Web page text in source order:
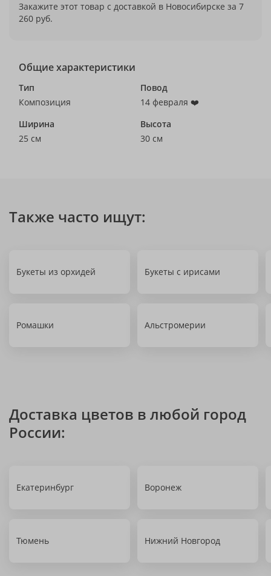
Закажите этот товар с доставкой в Новосибирске за 7
260 руб.
Общие характеристики
Тип
Композиция
Повод
14 февраля ❤️
Ширина
25 см
Высота
30 см
Также часто ищут:
Букеты из орхидей Букеты с ирисами
Ромашки Альстромерии
Доставка цветов в любой город
России:
Екатеринбург Воронеж
Тюмень Нижний Новгород